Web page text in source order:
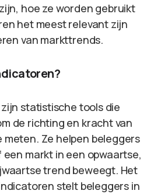
hoe ze worden gebruikt
het meest relevant zijn
van markttrends.
statistische tools die
de richting en kracht van
Ze helpen beleggers
markt in een opwaartse,
trend beweegt. Het
stelt beleggers in